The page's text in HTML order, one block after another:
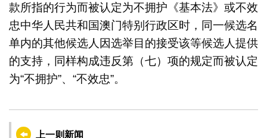
款所指的行为而被认定为不拥护《基本法》或不效
忠中华人民共和国澳门特别行政区时，同一候选名
单内的其他候选人因选举目的接受该等候选人提供
的支持，同样构成违反第（七）项的规定而被认定
为“不拥护”、“不效忠”。
上一则新闻